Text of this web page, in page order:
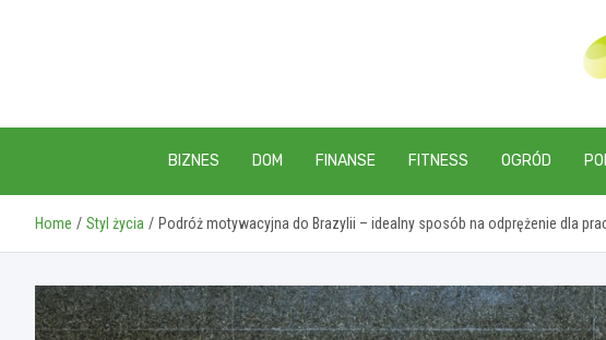
BIZNES DOM FINANSE FITNESS OGRÓD
Home Styl życia Podróż motywacyjna do Brazylii – idealny sposób na odprężenie dla